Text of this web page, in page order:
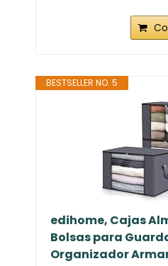
BESTSELLER NO. 5
edihome, Cajas
Bolsas para
Organizador